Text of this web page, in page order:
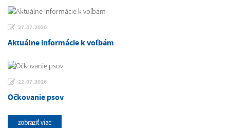
27.07.2026
Aktuálne informácie k voľbám
22.07.2026
Očkovanie psov
zobraziť viac